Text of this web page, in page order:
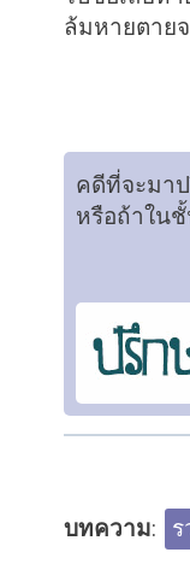
ล้มหายตาย
คดีที่จะมา
หรือถ้าใน
บทความ: